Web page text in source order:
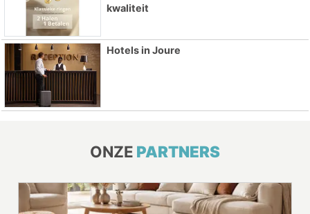
kwaliteit
Hotels in Joure
ONZE PARTNERS